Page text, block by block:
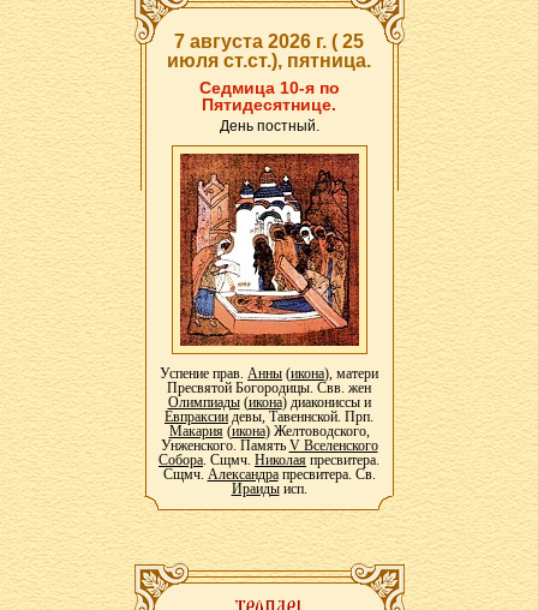
7 августа 2026 г. ( 25
июля ст.ст.), пятница.
Седмица 10-я по
Пятидесятнице.
День постный.
Успение прав. Анны (икона), матери
Пресвятой Богородицы. Свв. жен
Олимпиады(икона) диакониссы и
Евпраксии девы, Тавеннской. Прп.
Макария(икона) Желтоводского,
Унженского. Память V Вселенского
Собора. Сщмч. Николая пресвитера.
Сщмч. Александрапресвитера. Св.
Ираидыисп.